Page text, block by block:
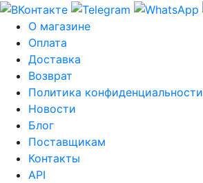
О магазине
Оплата
Доставка
Возврат
Политика конфиденциальности
Новости
Блог
Поставщикам
Контакты
API